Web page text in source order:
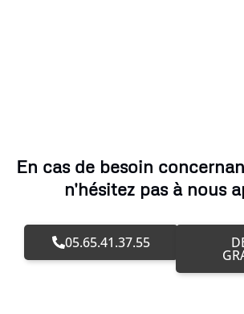
En cas de besoin
n'hésitez pas à nous
05.65.41.37.55